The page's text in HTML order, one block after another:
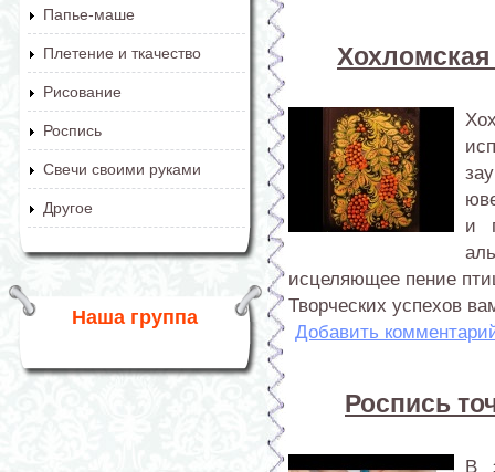
Папье-маше
Плетение и ткачество
Рисование
Роспись
Свечи своими руками
Другое
Наша группа
Хохломская
и
исцеляющее пение
Творческих успехов
Добавить
Роспись
В